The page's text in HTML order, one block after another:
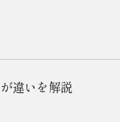
違いを解説